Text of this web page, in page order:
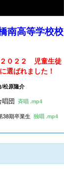
南高等学校校
０２２ 児童生徒
選ばれました！
/松原隆介
団 斉唱 .mp4
38期卒業生 独唱 .mp4